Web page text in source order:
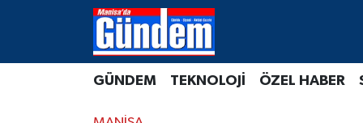
GÜNDEM TEKNOLOJİ ÖZEL HABER
Manisa Hava Durumu